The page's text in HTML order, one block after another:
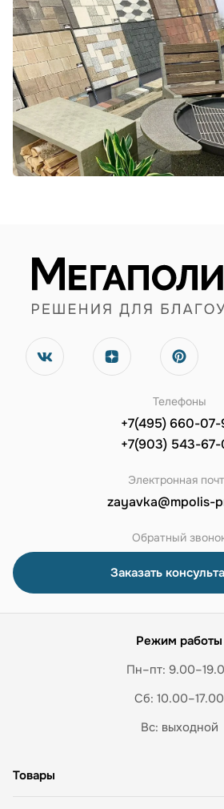
Телефоны
+7(495) 660-
+7(903) 543-
Электронная
zayavka@mpolis-
Обратный
Заказать
Режим работы
Пн–пт:
Сб: 10.00–17.00
Вс: выходной
Товары